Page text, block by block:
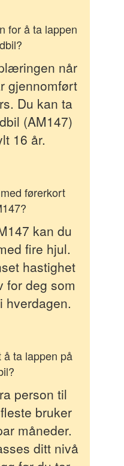
for å ta lappen
når
gjennomført
Du kan ta
(AM147)
16 år.
førerkort
kan du
fire hjul.
hastighet
for deg som
hverdagen.
å ta lappen på
person til
bruker
måneder.
ditt nivå